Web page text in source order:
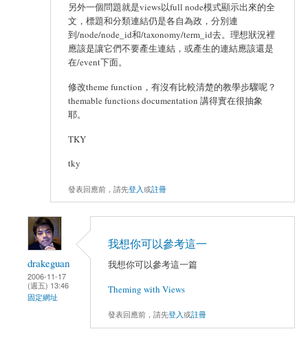
另外一個問題就是views以full node模式顯示出來的全
文，標題和分類連結仍是各自為政，分別連
到/node/node_id和/taxonomy/term_id去。理想狀況裡
應該是讓它們不要產生連結，或產生的連結應該還是
在/event下面。
修改theme function，有沒有比較清楚的教學步驟呢？
themable functions documentation 講得實在很抽象
耶。
TKY
tky
發表回應前，請先登入或註冊
drakeguan
2006-11-17
(週五) 13:46
固定網址
我想你可以參考這一
我想你可以參考這一篇
Theming with Views
發表回應前，請先登入或註冊